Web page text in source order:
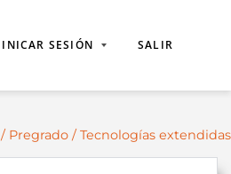
INICAR SESIÓN SALIR
/ Pregrado / Tecnologías extendidas